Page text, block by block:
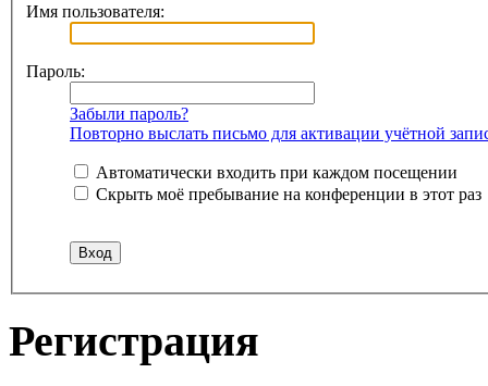
Имя пользователя:
Пароль:
Забыли пароль?
Повторно выслать письмо для активации учётной
Автоматически входить при каждом посещении
Скрыть моё пребывание на конференции в этот раз
Регистрация